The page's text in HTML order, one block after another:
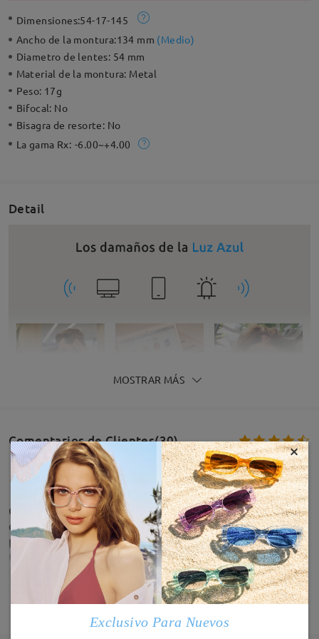
Dimensiones:54-17-145
Ancho de la montura:134 mm (Medio)
Diametro de lentes: 54 mm
Material de la montura: Metal
Peso: 17g
Bifocal: No
Bisagra de resorte: No
La gama Rx: -6.00~+4.00
Detail
MOSTRAR MÁS
Comentarios de Clientes(30)
QUW CHULAS ME ENCANTAN. Gafas de muy buena
calidad y comodas, hay solo que acostumbrarse un
poco al hecho que las lentes son mas estrechas
(pero es algo personal). me gustan mucho!
Jul 29 , 2026
MOSTRAR MÁS
×
Exclusivo Para Nuevos